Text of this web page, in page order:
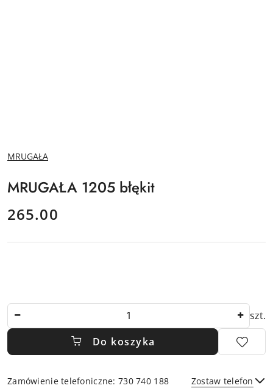
NAZWA
PRODUCENTA:
MRUGAŁA
MRUGAŁA 1205 błękit
cena:
265.00
szt.
Do koszyka
Zamówienie telefoniczne: 730 740 188 Zostaw telefon